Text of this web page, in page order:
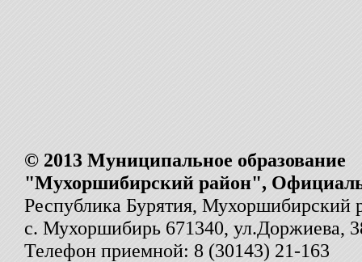
© 2013 Муниципальное образование
"Мухоршибирский район",
Республика Бурятия, Мухоршибирский
с. Мухоршибирь 671340, ул.Доржиева,
Телефон приемной: 8 (30143) 21-163